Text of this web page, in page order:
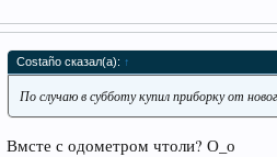
Costaño сказал(а): ↑
По случаю в субботу купил приборку от
Вмсте с одометром чтоли? О_о